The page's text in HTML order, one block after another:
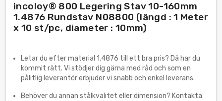
incoloy® 800 Legering Stav 10-160mm
1.4876 Rundstav N08800 (längd : 1 Meter
x 10 st/pc, diameter : 10mm)
Letar du efter material 1.4876 till ett bra pris? Då har du
kommit rätt. Vi stödjer dig gärna med råd och som en
pålitlig leverantör erbjuder vi snabb och enkel leverans.
Behöver du annan stålkvalitet eller dimension? Kontakta